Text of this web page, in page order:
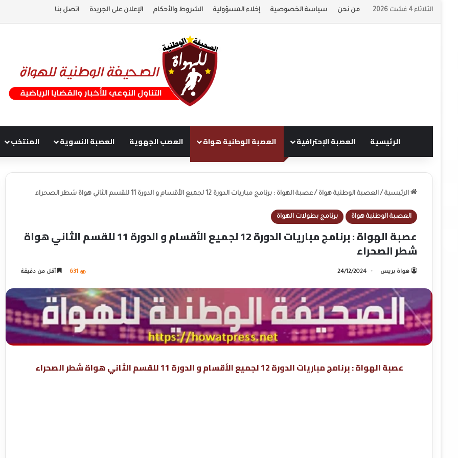
الثلاثاء 4 غشت 2026 من نحن سياسة الخصوصية إخلاء المسؤولية الشروط والأحكام الإعلان على الجريدة اتصل بنا
الرئيسية العصبة الإحترافية العصبة الوطنية هواة العصب الجهوية العصبة النسوية المنتخب
الرئيسية / العصبة الوطنية هواة / عصبة الهواة : برنامج مباريات الدورة 12 لجميع الأقسام و الدورة 11 للقسم الثاني هواة شطر الصحراء
العصبة الوطنية هواة برنامج بطولات الهواة
عصبة الهواة : برنامج مباريات الدورة 12 لجميع الأقسام و الدورة 11 للقسم الثاني هواة
شطر الصحراء
هواة بريس 24/12/2024
631 أقل من دقيقة
عصبة الهواة : برنامج مباريات الدورة 12 لجميع الأقسام و الدورة 11 للقسم الثاني هواة شطر الصحراء